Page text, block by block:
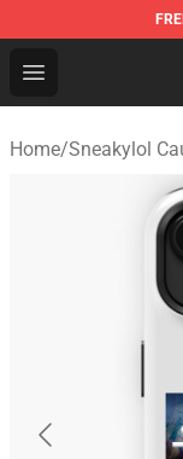
Open menu
Sneakylol
Home/Sneakylol